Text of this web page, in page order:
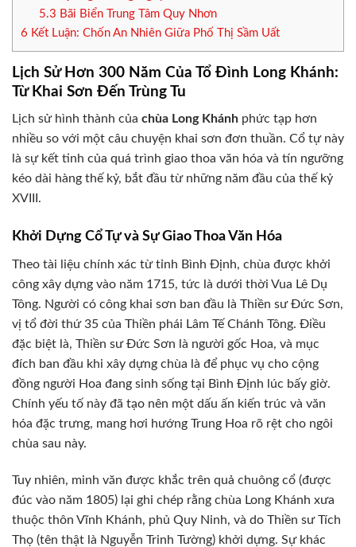
5.3 Bãi Biển Trung Tâm Quy Nhơn
6 Kết Luận: Chốn An Nhiên Giữa Phố Thị Sầm Uất
Lịch Sử Hơn 300 Năm Của Tổ Đình Long Khánh:
Từ Khai Sơn Đến Trùng Tu
Lịch sử hình thành của chùa Long Khánh phức tạp hơn
nhiều so với một câu chuyện khai sơn đơn thuần. Cổ tự này
là sự kết tinh của quá trình giao thoa văn hóa và tín ngưỡng
kéo dài hàng thế kỷ, bắt đầu từ những năm đầu của thế kỷ
XVIII.
Khởi Dựng Cổ Tự và Sự Giao Thoa Văn Hóa
Theo tài liệu chính xác từ tỉnh Bình Định, chùa được khởi
công xây dựng vào năm 1715, tức là dưới thời Vua Lê Dụ
Tông. Người có công khai sơn ban đầu là Thiền sư Đức Sơn,
vị tổ đời thứ 35 của Thiền phái Lâm Tế Chánh Tông. Điều
đặc biệt là, Thiền sư Đức Sơn là người gốc Hoa, và mục
đích ban đầu khi xây dựng chùa là để phục vụ cho cộng
đồng người Hoa đang sinh sống tại Bình Định lúc bấy giờ.
Chính yếu tố này đã tạo nên một dấu ấn kiến trúc và văn
hóa đặc trưng, mang hơi hướng Trung Hoa rõ rệt cho ngôi
chùa sau này.
Tuy nhiên, minh văn được khắc trên quả chuông cổ (được
đúc vào năm 1805) lại ghi chép rằng chùa Long Khánh xưa
thuộc thôn Vĩnh Khánh, phủ Quy Ninh, và do Thiền sư Tích
Thọ (tên thật là Nguyễn Trinh Tường) khởi dựng. Sự khác